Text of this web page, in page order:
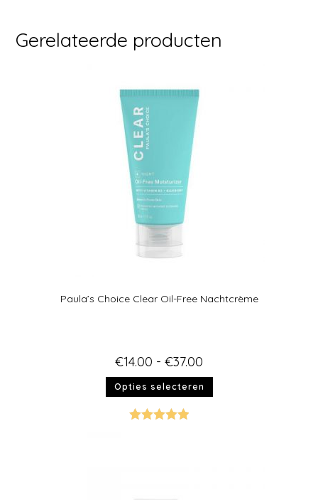
Gerelateerde producten
Paula’s Choice Clear Oil-Free Nachtcrème
€14.00 - €37.00
Opties selecteren